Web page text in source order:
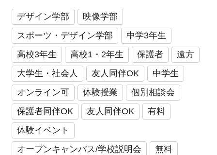
デザイン学部
映像学部
スポーツ・デザイン学部
中学3年生
高校3年生
高校1・2年生 保護者
遠方
大学生・社会人
友人同伴OK
中学生
オンライン可
体験授業
個別相談会
保護者同伴OK
友人同伴OK
有料
体験イベント
オープンキャンパス/学校説明会
無料